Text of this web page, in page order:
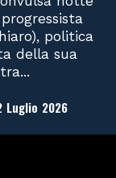
politica
della sua
Luglio 2026